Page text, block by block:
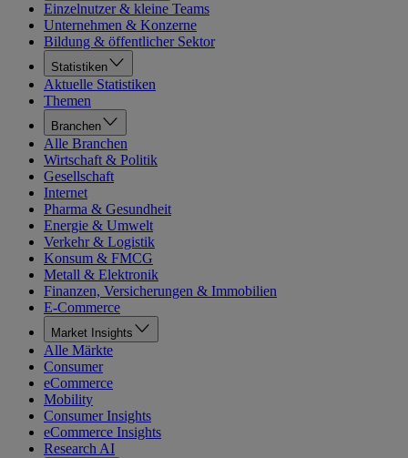
Einzelnutzer & kleine Teams
Unternehmen & Konzerne
Bildung & öffentlicher Sektor
Statistiken
Aktuelle Statistiken
Themen
Branchen
Alle Branchen
Wirtschaft & Politik
Gesellschaft
Internet
Pharma & Gesundheit
Energie & Umwelt
Verkehr & Logistik
Konsum & FMCG
Metall & Elektronik
Finanzen, Versicherungen & Immobilien
E-Commerce
Market Insights
Alle Märkte
Consumer
eCommerce
Mobility
Consumer Insights
eCommerce Insights
Research AI